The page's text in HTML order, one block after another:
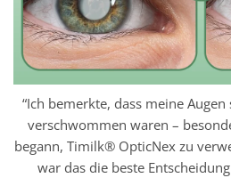
“Ich bemerkte, dass meine
verschwommen waren –
begann, Timilk® OpticNex zu
war das die beste